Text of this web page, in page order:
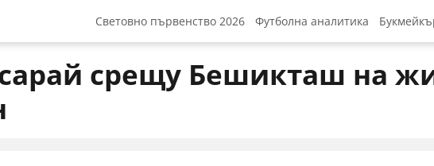
Световно първенство 2026
Как да залагаме на СП 2026
Футболна аналитика
Топ стадионите в България
Най-
срещу Бешикташ на